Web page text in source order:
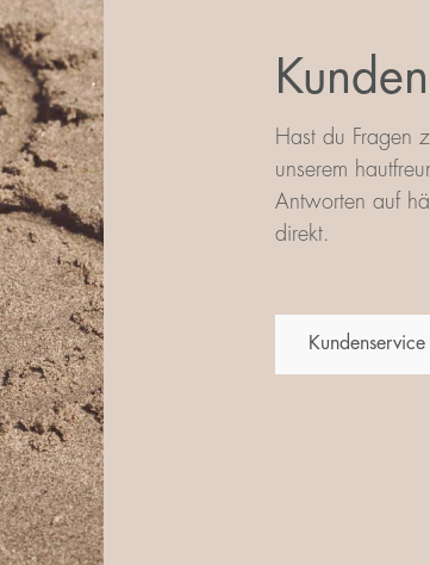
Hast du Fragen
unserem
Antworten auf
direkt.
Kundenservice